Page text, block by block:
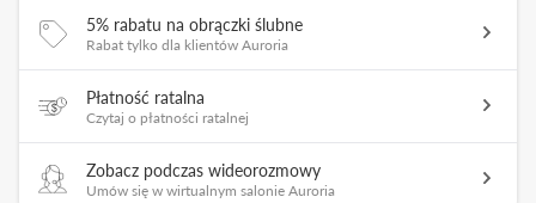
5% rabatu na obrączki ślubne
Rabat tylko dla klientów Auroria
Płatność ratalna
Czytaj o płatności ratalnej
Zobacz podczas wideorozmowy
Umów się w wirtualnym salonie Auroria